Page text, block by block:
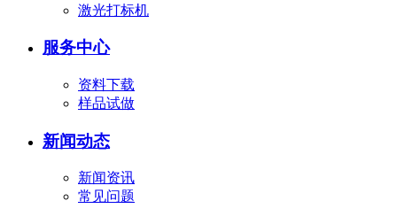
激光打标机
服务中心
资料下载
样品试做
新闻动态
新闻资讯
常见问题